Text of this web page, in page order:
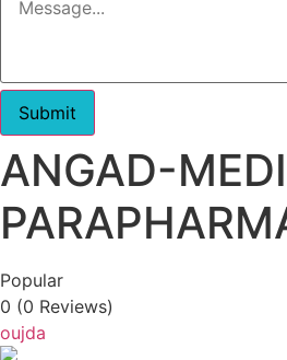
Submit
ANGAD-
Popular
0 (0 Reviews)
oujda